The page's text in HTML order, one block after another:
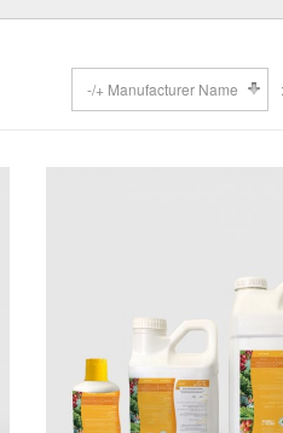
Manufacturer Name +/-